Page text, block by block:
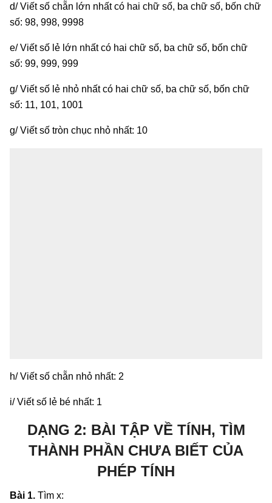
d/ Viết số chẵn lớn nhất có hai chữ số, ba chữ số, bốn chữ
số: 98, 998, 9998
e/ Viết số lẻ lớn nhất có hai chữ số, ba chữ số, bốn chữ
số: 99, 999, 999
g/ Viết số lẻ nhỏ nhất có hai chữ số, ba chữ số, bốn chữ
số: 11, 101, 1001
g/ Viết số tròn chục nhỏ nhất: 10
h/ Viết số chẵn nhỏ nhất: 2
i/ Viết số lẻ bé nhất: 1
DẠNG 2: BÀI TẬP VỀ TÍNH, TÌM
THÀNH PHẦN CHƯA BIẾT CỦA
PHÉP TÍNH
Bài 1. Tìm x: